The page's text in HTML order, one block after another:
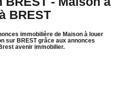
BREST
immobilière de Maison à louer
sur BREST grâce aux annonces
avenir immobilier.